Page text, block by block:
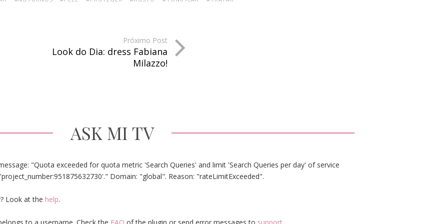
Próximo Post
Look do Dia: dress Fabiana
Milazzo!
ASK MI TV
"Quota exceeded for quota metric 'Search Queries' and limit 'Search Queries per day' of service
Domain: "global". Reason: "rateLimitExceeded".
Look at the help.
to a username. Check the FAQ of the plugin or send error messages to support